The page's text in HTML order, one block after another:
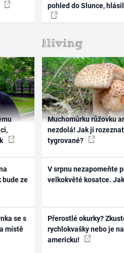
pohled do Slunce,
bude ze
se s
místě
Muchomůrku růžovku
nezdolá! Jak ji rozeznat
tygrované?
V srpnu nezapomeňte
velkokvěté kosatce.
Přerostlé okurky?
rychlokvašky nebo je
americku!